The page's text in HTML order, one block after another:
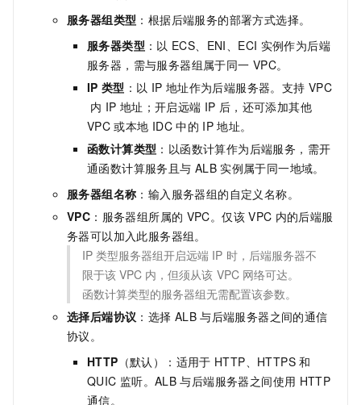
服务器组类型 ：根据后端服务的部署方式选择。
服务器类型 ：以 ECS、ENI、ECI 实例作为后端
服务器，需与服务器组属于同一 VPC。
IP 类型 ：以 IP 地址作为后端服务器。支持 VPC
内 IP 地址；开启远端 IP 后，还可添加其他
VPC 或本地 IDC 中的 IP 地址。
函数计算类型 ：以函数计算作为后端服务，需开
通函数计算服务且与 ALB 实例属于同一地域。
服务器组名称 ：输入服务器组的自定义名称。
VPC ：服务器组所属的 VPC。仅该 VPC 内的后端服
务器可以加入此服务器组。
IP 类型服务器组开启远端 IP 时，后端服务器不
限于该 VPC 内，但须从该 VPC 网络可达。
函数计算类型的服务器组无需配置该参数。
选择后端协议 ：选择 ALB 与后端服务器之间的通信
协议。
HTTP （默认）：适用于 HTTP、HTTPS 和
QUIC 监听。ALB 与后端服务器之间使用 HTTP
通信。